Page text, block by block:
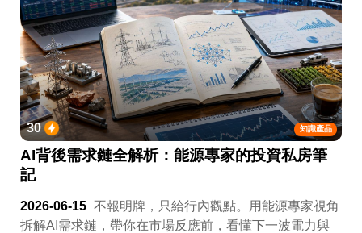
知識產品
30
AI背後需求鏈全解析：能源專家的投資私房筆
記
2026-06-15 不報明牌，只給行內觀點。用能源專家視角
拆解AI需求鏈，帶你在市場反應前，看懂下一波電力與